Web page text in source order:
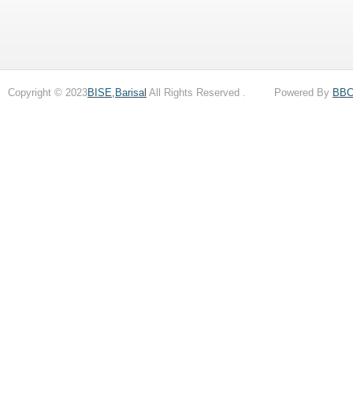
Copyright © 2023BISE,Barisal All Rights Reserved . Powered By